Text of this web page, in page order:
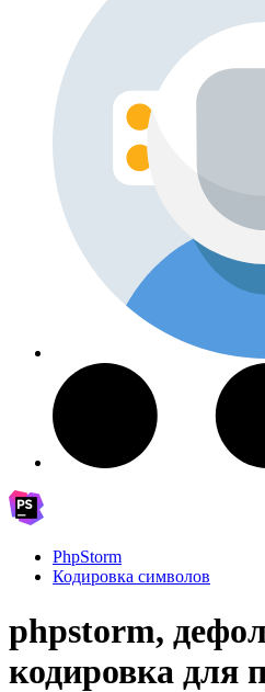
PhpStorm
Кодировка символов
phpstorm,
кодировка для